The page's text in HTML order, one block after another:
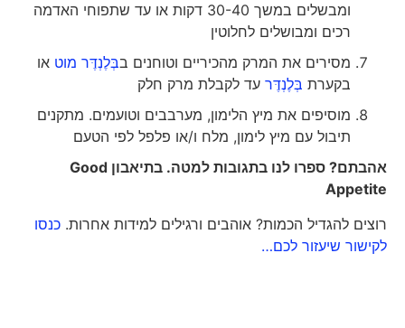
ומבשלים במשך 30-40 דקות או עד שתפוחי האדמה
רכים ומבושלים לחלוטין
מסירים את המרק מהכיריים וטוחנים בבְּלֶנְדֶּר מוטאו
בקערתבְּלֶנְדֶּרעד לקבלת מרק חלק
מוסיפים את מיץ הלימון, מערבבים וטועמים. מתקנים
תיבול עם מיץ לימון, מלח ו/או פלפל לפי הטעם
אהבתם? ספרו לנו בתגובות למטה. בתיאבוןGood
Appetite
רוצים להגדיל הכמות? אוהבים ורגילים למידות אחרות.כנסו
לקישור שיעזור לכם…